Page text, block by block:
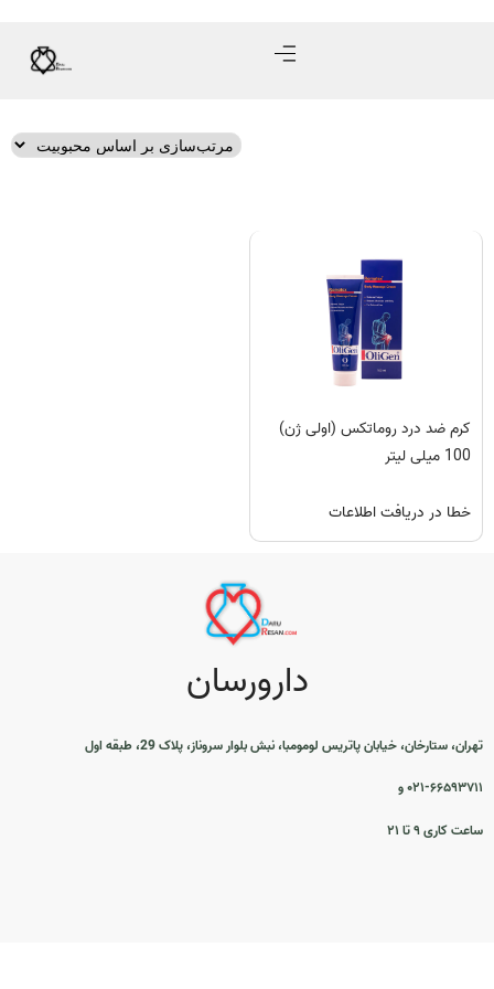
کرم ضد درد روماتکس (اولی ژن)
100 میلی لیتر
خطا در دریافت اطلاعات
دارورسان
تهران، ستارخان، خیابان پاتریس لومومبا، نبش بلوار سروناز، پلاک 29، طبقه اول
۰۲۱-۶۶۵۹۳۷۱۱ و
ساعت کاری ۹ تا ۲۱